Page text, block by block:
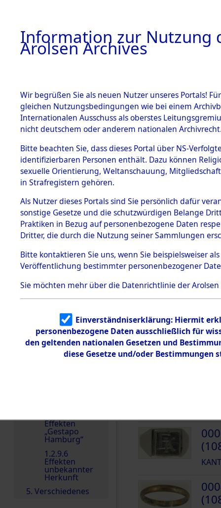
BESTÄNDE
1.
Inhaftierungsdoku
mente
1.2.9 Beim ITS
verwahrte
1.2.9.1
Effekten aus
dem KZ
Dachau
Effekten aus
dem KZ
Dachau,
Landesentsch
ädigungsamt
Effekten aus
dem KZ
Neuengamm
e
Dokument
Effekten
„Gestapo
Hamburg“
1.2.9.6
Effekten
unbekannter
Herkunft
5. Verschiedenes
4Akten
Land
Polen
29782
DOKUMENTE
Information zur Nutzung
Arolsen Archives
Wir begrüßen Sie als neuen Nutzer unseres Portals!
gleichen Nutzungsbedingungen wie bei einem
Internationalen Ausschuss als oberstes
nicht deutschem oder anderem nationalen
Bitte beachten Sie, dass dieses Portal über NS-
identifizierbaren Personen enthält. Dazu können
sexuelle Orientierung, Weltanschauung,
in Strafregistern gehören.
Als Nutzer dieses Portals sind Sie persönlich dafür
sonstige Gesetze und die schutzwürdigen Belange
Praktiken in Bezug auf personenbezogene Daten
Dritter, die durch die Nutzung seiner Sammlungen
Bitte kontaktieren Sie uns, wenn Sie beispielsweiser
Veröffentlichung bestimmter personenbezogener
Sie möchten mehr über die Datenrichtlinie der Arolsen
Einverständniserklärung: Hiermit
personenbezogene Daten ausschließlich für
den geltenden nationalen Gesetzen und
diese Gesetze und/oder Bestimmungen